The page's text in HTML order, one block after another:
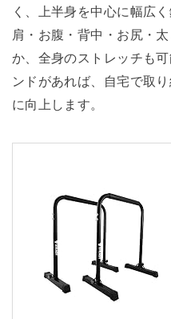
く、上半身を中心に幅広
肩・お腹・背中・お尻・
か、全身のストレッチも
ンドがあれば、自宅で取
に向上します。